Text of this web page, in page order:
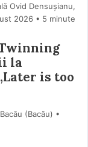
Ovid Densușianu,
2026 • 5 minute
la
is too
(Bacău) •